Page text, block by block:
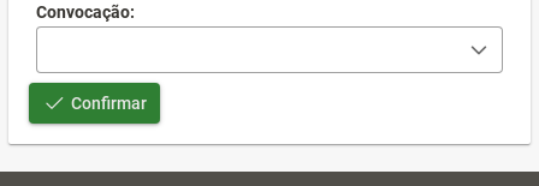
Convocação:
Confirmar